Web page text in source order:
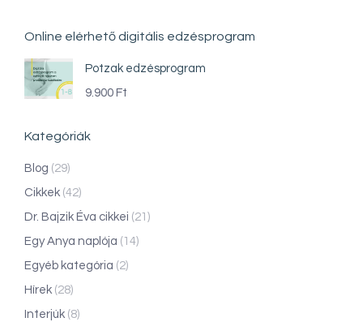
Online elérhető digitális edzésprogram
Potzak edzésprogram
9.900 Ft
Kategóriák
Blog (29)
Cikkek (42)
Dr. Bajzik Éva cikkei (21)
Egy Anya naplója (14)
Egyéb kategória (2)
Hírek (28)
Interjúk (8)